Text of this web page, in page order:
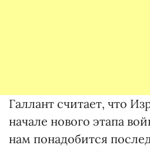
Галлант считает, что
начале нового этапа
нам понадобится